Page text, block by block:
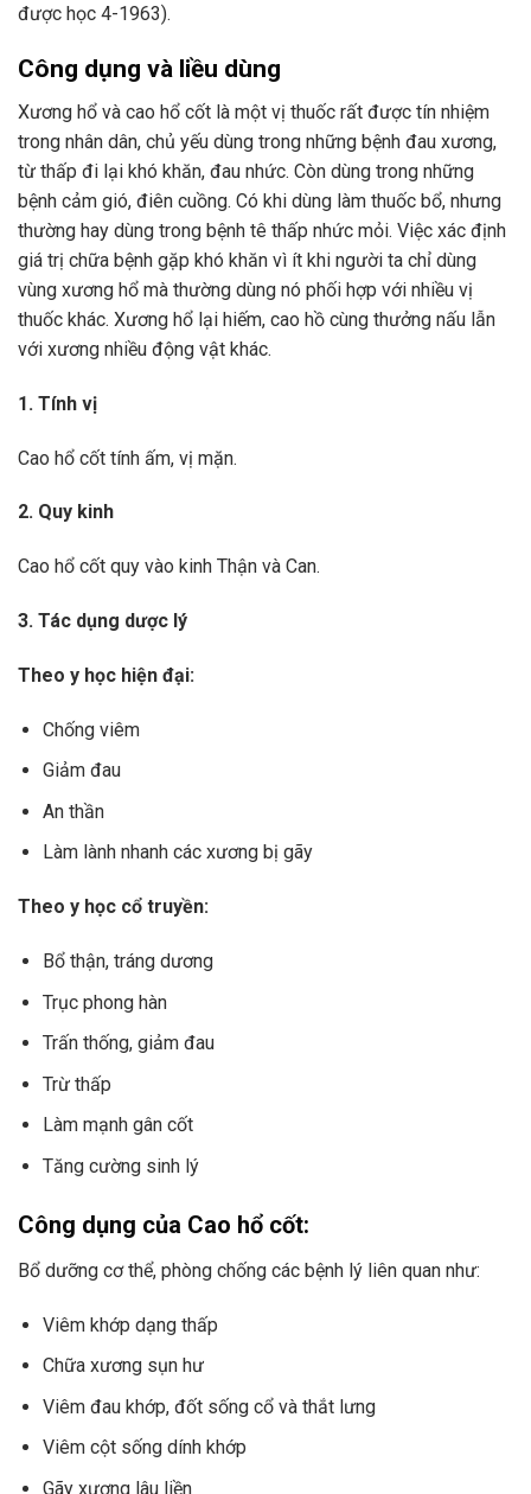
được học 4-1963).
Công dụng và liều dùng
Xương hổ và cao hổ cốt là một vị thuốc rất được tín nhiệm
trong nhân dân, chủ yếu dùng trong những bệnh đau xương,
từ thấp đi lại khó khăn, đau nhức. Còn dùng trong những
bệnh cảm gió, điên cuồng. Có khi dùng làm thuốc bổ, nhưng
thường hay dùng trong bệnh tê thấp nhức mỏi. Việc xác định
giá trị chữa bệnh gặp khó khăn vì ít khi người ta chỉ dùng
vùng xương hổ mà thường dùng nó phối hợp với nhiều vị
thuốc khác. Xương hổ lại hiếm, cao hồ cùng thưởng nấu lẫn
với xương nhiều động vật khác.
1. Tính vị
Cao hổ cốt tính ấm, vị mặn.
2. Quy kinh
Cao hổ cốt quy vào kinh Thận và Can.
3. Tác dụng dược lý
Theo y học hiện đại:
Chống viêm
Giảm đau
An thần
Làm lành nhanh các xương bị gãy
Theo y học cổ truyền:
Bổ thận, tráng dương
Trục phong hàn
Trấn thống, giảm đau
Trừ thấp
Làm mạnh gân cốt
Tăng cường sinh lý
Công dụng của Cao hổ cốt:
Bổ dưỡng cơ thể, phòng chống các bệnh lý liên quan như:
Viêm khớp dạng thấp
Chữa xương sụn hư
Viêm đau khớp, đốt sống cổ và thắt lưng
Viêm cột sống dính khớp
Gãy xương lâu liền